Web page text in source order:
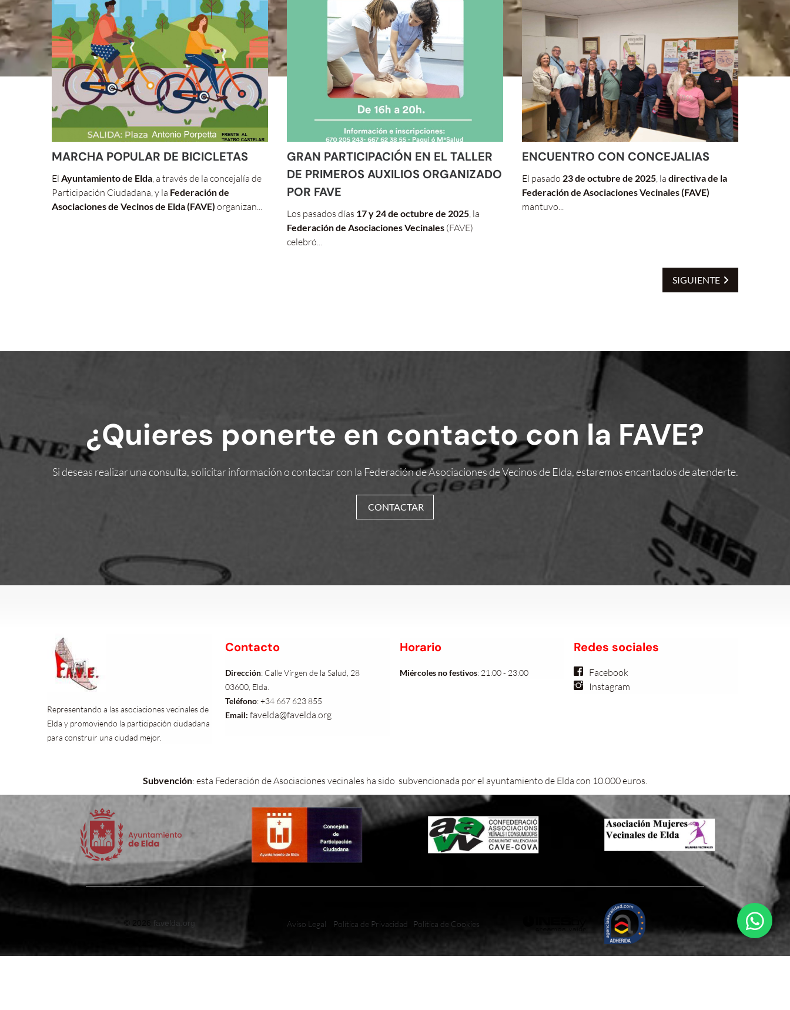
MARCHA POPULAR DE BICICLETAS
El Ayuntamiento de Elda, a través de la concejalía de
Participación Ciudadana, y la Federación de
Asociaciones de Vecinos de Elda (FAVE) organizan...
GRAN PARTICIPACIÓN EN EL TALLER
DE PRIMEROS AUXILIOS ORGANIZADO
POR FAVE
Los pasados días 17 y 24 de octubre de 2025, la
Federación de Asociaciones Vecinales(FAVE)
celebró...
ENCUENTRO CON CONCEJALIAS
El pasado 23 de octubre de 2025, la directiva de la
Federación de Asociaciones Vecinales (FAVE)
mantuvo...
SIGUIENTE
¿Quieres ponerte en contacto con la FAVE?
Si deseas realizar una consulta, solicitar información o contactar con la Federación de Asociaciones de Vecinos de Elda, estaremos encantados de atenderte.
CONTACTAR
Representando a las asociaciones vecinales de
Elda y promoviendo la participación ciudadana
para construir una ciudad mejor.
Contacto
Dirección: Calle Vírgen de la Salud, 28
03600, Elda.
Teléfono:+34 667 623 855
Email: favelda@favelda.org
Horario
Miércoles no festivos: 21:00 - 23:00
Redes sociales
Facebook
Instagram
Subvención: esta Federación de Asociaciones vecinales ha sido subvencionada por el ayuntamiento de Elda con 10.000 euros.
© favelda.org Aviso Legal Política de Privacidad Política de Cookies